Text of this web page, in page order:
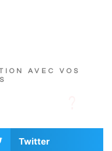
AVEC VOS
Twitter